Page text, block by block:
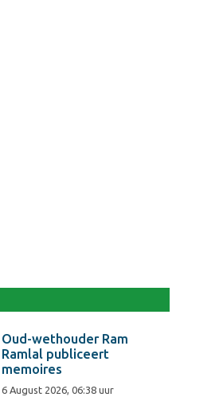
Oud-wethouder Ram
Ramlal publiceert
memoires
6 August 2026, 06:38 uur